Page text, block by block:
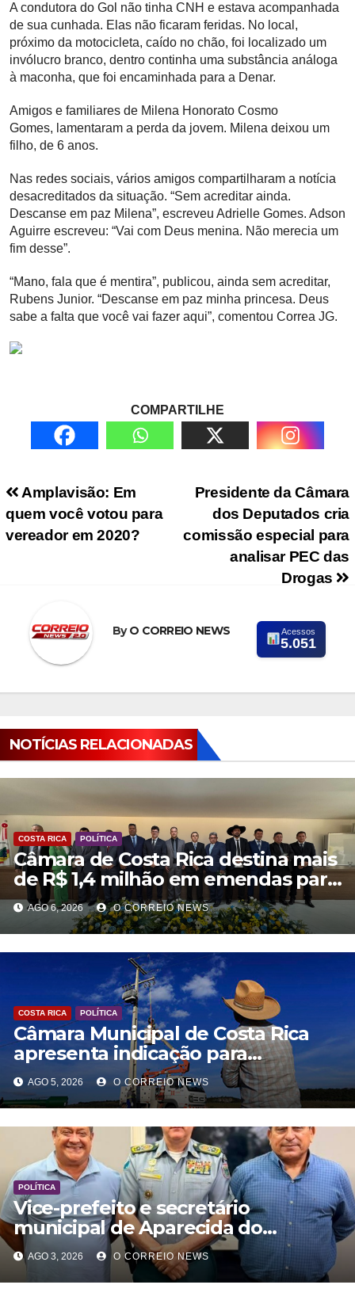
A condutora do Gol não tinha CNH e estava acompanhada
de sua cunhada. Elas não ficaram feridas. No local,
próximo da motocicleta, caído no chão, foi localizado um
invólucro branco, dentro continha uma substância análoga
à maconha, que foi encaminhada para a Denar.
Amigos e familiares de Milena Honorato Cosmo
Gomes, lamentaram a perda da jovem. Milena deixou um
filho, de 6 anos.
Nas redes sociais, vários amigos compartilharam a notícia
desacreditados da situação. “Sem acreditar ainda.
Descanse em paz Milena”, escreveu Adrielle Gomes. Adson
Aguirre escreveu: “Vai com Deus menina. Não merecia um
fim desse”.
“Mano, fala que é mentira”, publicou, ainda sem acreditar,
Rubens Junior. “Descanse em paz minha princesa. Deus
sabe a falta que você vai fazer aqui”, comentou Correa JG.
COMPARTILHE
Navegação de PostPresidente da Câmara
dos Deputados cria
comissão especial para
analisar PEC das
Drogas
Amplavisão: Em
quem você votou para
vereador em 2020?
ByO CORREIO NEWS Acessos
5.051
NOTÍCIAS RELACIONADAS
COSTA RICA POLÍTICA
Câmara de Costa Rica destina mais
de R$ 1,4 milhão em emendas para
investimentos em diversas áreas
AGO 6, 2026 O CORREIO NEWS
COSTA RICA POLÍTICA
Câmara Municipal de Costa Rica
apresenta indicação para
modernização da rede elétrica
rural
AGO 5, 2026 O CORREIO NEWS
POLÍTICA
Vice-prefeito e secretário
municipal de Aparecida do
Taboado reuniram com comanda
Geral da PM
AGO 3, 2026 O CORREIO NEWS